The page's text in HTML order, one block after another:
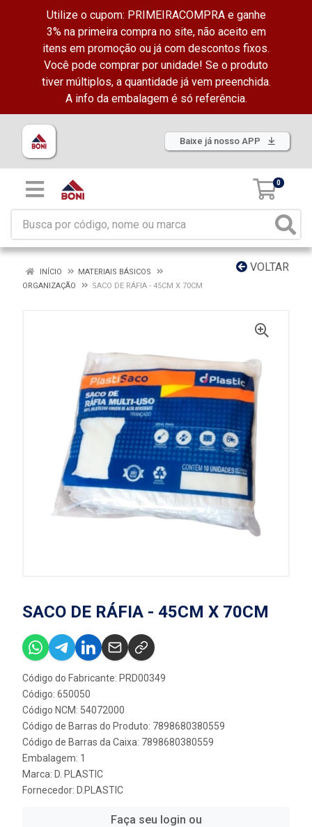
Utilize o cupom: PRIMEIRACOMPRA e ganhe
3% na primeira compra no site, não aceito em
itens em promoção ou já com descontos fixos.
Você pode comprar por unidade! Se o produto
tiver múltiplos, a quantidade já vem preenchida.
A info da embalagem é só referência.
Baixe já nosso APP
0
VOLTAR
INÍCIO
MATERIAIS BÁSICOS
ORGANIZAÇÃO
SACO DE RÁFIA - 45CM X 70CM
SACO DE RÁFIA - 45CM X 70CM
Código do Fabricante: PRD00349
Código: 650050
Código NCM: 54072000
Código de Barras do Produto: 7898680380559
Código de Barras da Caixa: 7898680380559
Embalagem: 1
Marca: D. PLASTIC
Fornecedor: D.PLASTIC
Faça seu login ou